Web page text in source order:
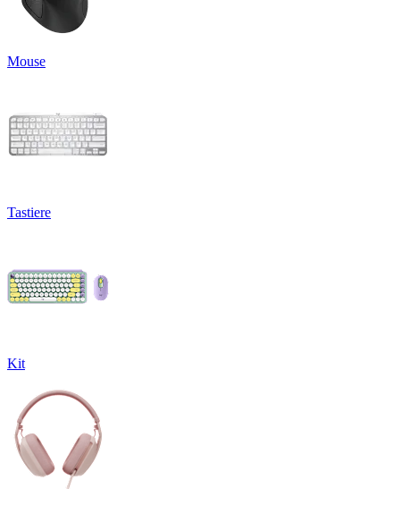
Mouse
Tastiere
Kit